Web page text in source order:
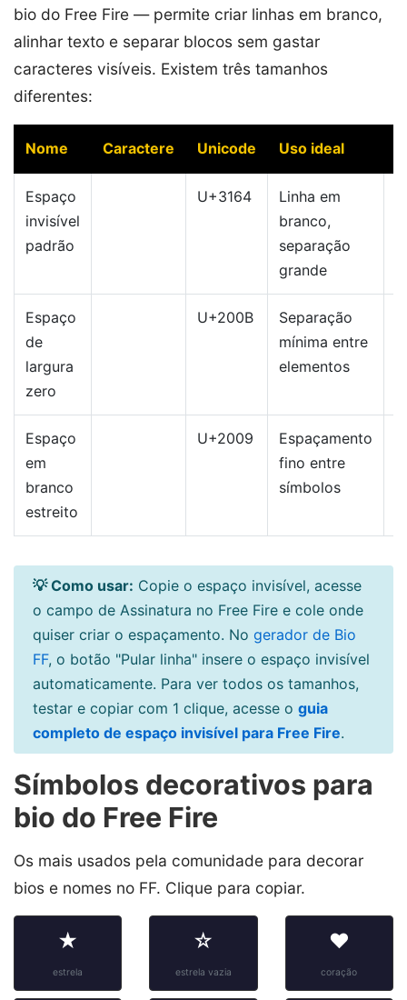
bio do Free Fire — permite criar linhas em branco,
alinhar texto e separar blocos sem gastar
caracteres visíveis. Existem três tamanhos
diferentes:
Nome Caractere Unicode Uso ideal
Espaço
invisível
padrão
U+3164
Linha em
branco,
separação
grande
Espaço
de
largura
zero
U+200B
Separação
mínima entre
elementos
Espaço
em
branco
estreito
U+2009
Espaçamento
fino entre
símbolos
💡 Como usar: Copie o espaço invisível, acesse
o campo de Assinatura no Free Fire e cole onde
quiser criar o espaçamento. No gerador de Bio
FF, o botão "Pular linha" insere o espaço invisível
automaticamente. Para ver todos os tamanhos,
testar e copiar com 1 clique, acesse o guia
completo de espaço invisível para Free Fire.
Símbolos decorativos para
bio do Free Fire
Os mais usados pela comunidade para decorar
bios e nomes no FF. Clique para copiar.
★
estrela
☆
estrela vazia
♥
coração